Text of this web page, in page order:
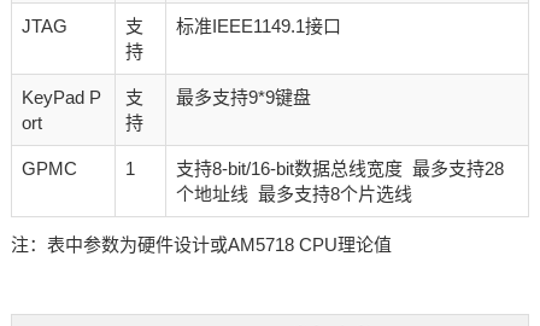
JTAG
支
持
标准IEEE1149.1接口
KeyPad P
ort
支
持
最多支持9*9键盘
GPMC 1
支持8-bit/16-bit数据总线宽度 最多支持28
个地址线 最多支持8个片选线
注：表中参数为硬件设计或AM5718 CPU理论值